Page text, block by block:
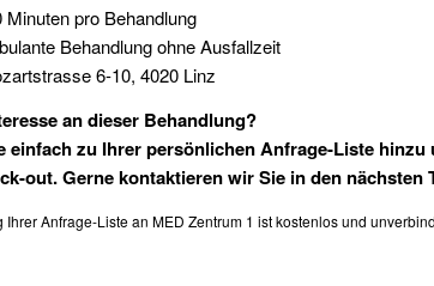
Minuten pro Behandlung
Behandlung ohne Ausfallzeit
6-10, 4020 Linz
an dieser Behandlung?
einfach zu Ihrer persönlichen Anfrage-Liste
out. Gerne kontaktieren wir Sie in den nächsten
Ihrer Anfrage-Liste an MED Zentrum 1 ist kostenlos und